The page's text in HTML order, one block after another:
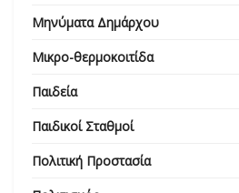
Μηνύματα Δημάρχου
Μικρο-θερμοκοιτίδα
Παιδεία
Παιδικοί Σταθμοί
Πολιτική Προστασία